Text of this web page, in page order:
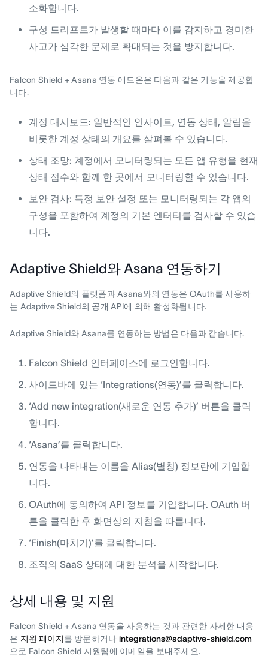
소화합니다.
구성 드리프트가 발생할 때마다 이를 감지하고 경미한
사고가 심각한 문제로 확대되는 것을 방지합니다.
Falcon Shield + Asana 연동 애드온은 다음과 같은 기능을 제공합
니다.
계정 대시보드: 일반적인 인사이트, 연동 상태, 알림을
비롯한 계정 상태의 개요를 살펴볼 수 있습니다.
상태 조망: 계정에서 모니터링되는 모든 앱 유형을 현재
상태 점수와 함께 한 곳에서 모니터링할 수 있습니다.
보안 검사: 특정 보안 설정 또는 모니터링되는 각 앱의
구성을 포함하여 계정의 기본 엔터티를 검사할 수 있습
니다.
Adaptive Shield와 Asana 연동하기
Adaptive Shield의 플랫폼과 Asana와의 연동은 OAuth를 사용하
는 Adaptive Shield의 공개 API에 의해 활성화됩니다.
Adaptive Shield와 Asana를 연동하는 방법은 다음과 같습니다.
Falcon Shield 인터페이스에 로그인합니다.
사이드바에 있는 ‘Integrations(연동)’를 클릭합니다.
‘Add new integration(새로운 연동 추가)’ 버튼을 클릭
합니다.
‘Asana’를 클릭합니다.
연동을 나타내는 이름을 Alias(별칭) 정보란에 기입합
니다.
OAuth에 동의하여 API 정보를 기입합니다. OAuth 버
튼을 클릭한 후 화면상의 지침을 따릅니다.
‘Finish(마치기)’를 클릭합니다.
조직의 SaaS 상태에 대한 분석을 시작합니다.
상세 내용 및 지원
Falcon Shield + Asana 연동을 사용하는 것과 관련한 자세한 내용
은 지원 페이지를 방문하거나 integrations@adaptive-shield.com
으로 Falcon Shield 지원팀에 이메일을 보내주세요.